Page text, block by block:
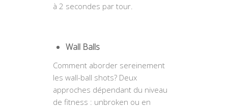
à 2 secondes par tour.
Wall Balls
Comment aborder sereinement
les wall-ball shots? Deux
approches dépendant du niveau
de fitness : unbroken ou en